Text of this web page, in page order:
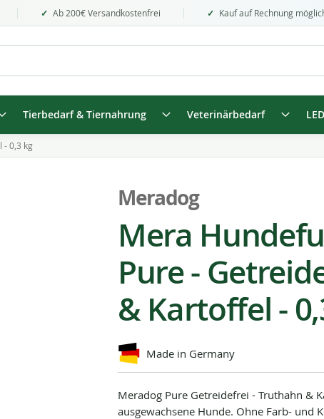
Ab 200€ Versandkostenfrei Kauf auf Rechnung
Tierbedarf & Tiernahrung Veterinärbedarf LED
- 0,3 kg
Meradog
Mera
Pure -
& Kartoffel -
Made in Germany
Meradog Pure Getreidefrei - Truthahn &
ausgewachsene Hunde. Ohne Farb- und